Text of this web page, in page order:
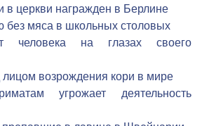
церкви награжден в Берлине
без мяса в школьных столовых
человека на глазах своего
лицом возрождения кори в мире
угрожает деятельность